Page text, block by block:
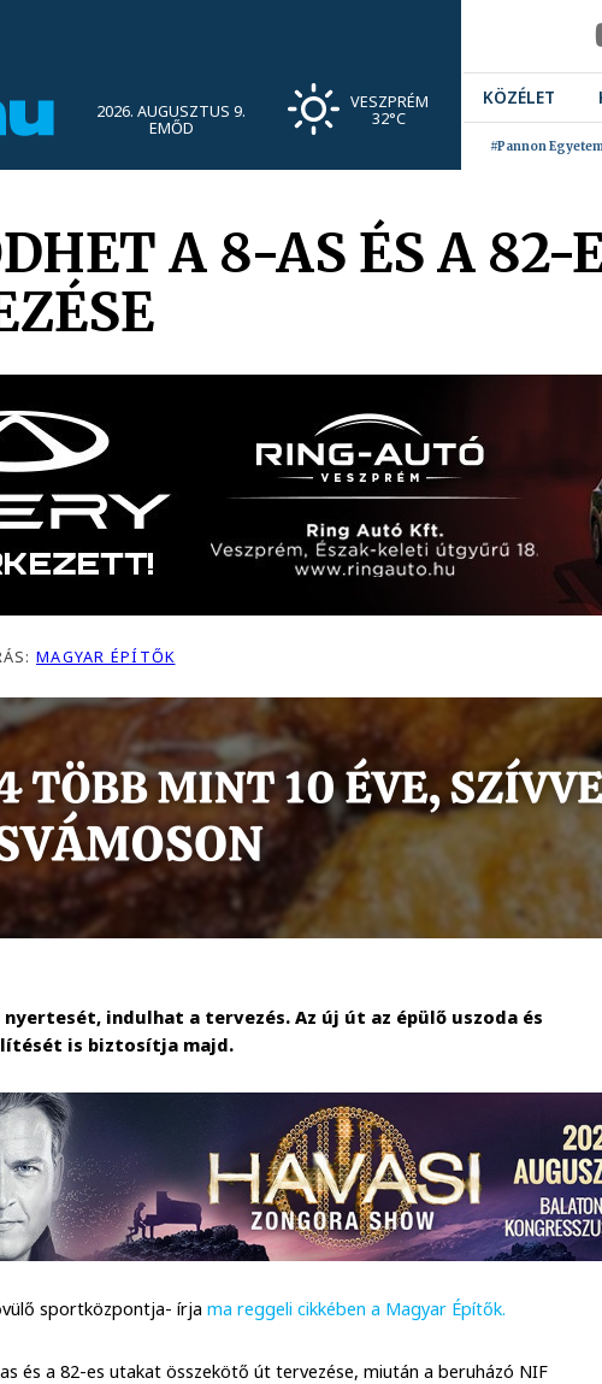
2026. AUGUSZTUS 9.
EMŐD
VESZPRÉM
32°C
KÖZÉLET
#Pannon
A 8-AS ÉS A 82-
MAGYAR ÉPÍTŐK
indulhat a tervezés. Az új út az épülő uszoda és
is biztosítja majd.
sportközpontja- írjama reggeli cikkében a Magyar Építők.
és a 82-es utakat összekötő út tervezése, miután a beruházó NIF